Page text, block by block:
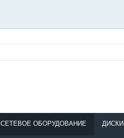
СЕТЕВОЕ ОБОРУДОВАНИЕ ДИСКИ